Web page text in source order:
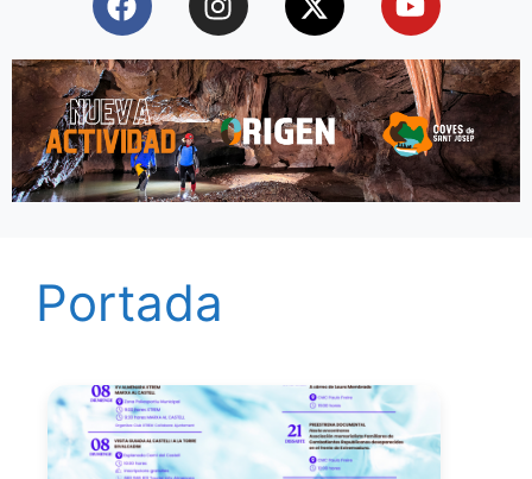
Portada